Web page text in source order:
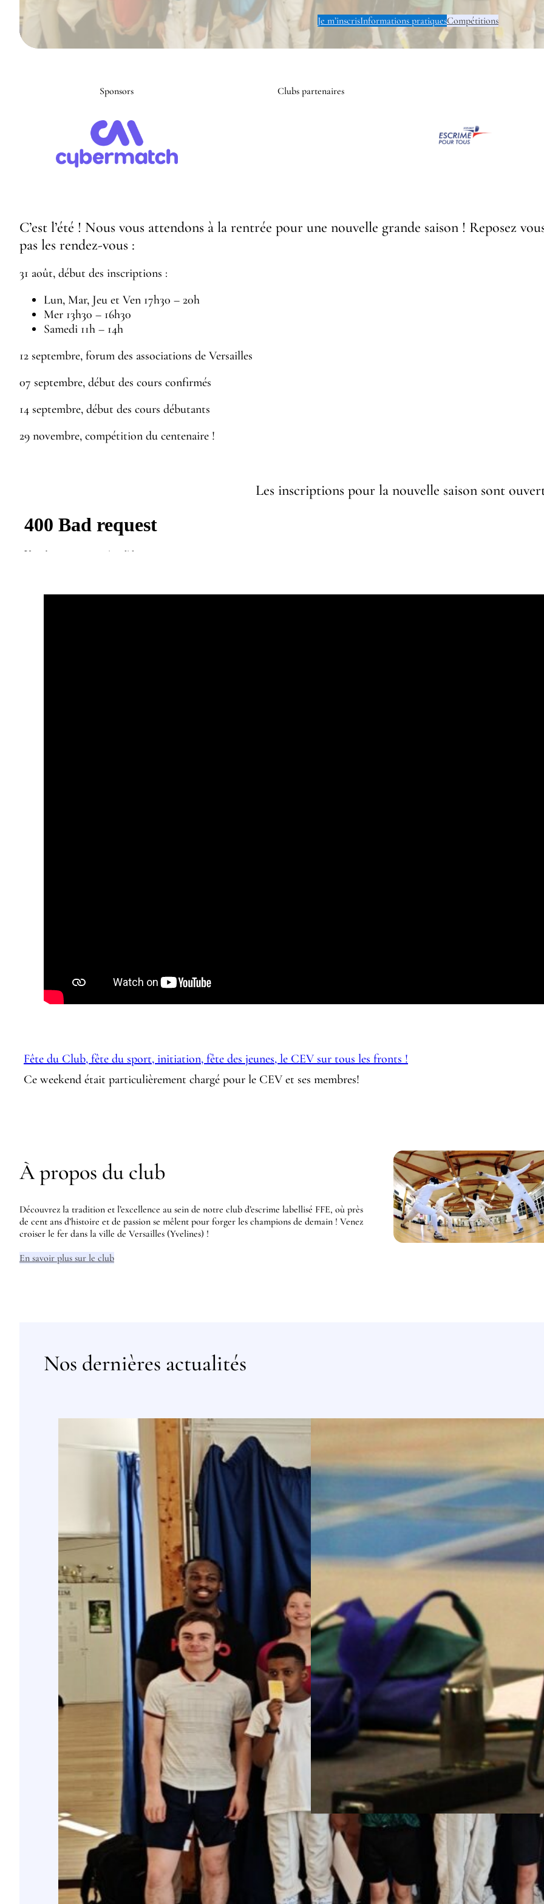
Je m’inscrisInformations pratiquesCompétitions
Sponsors Clubs partenaires
C’est l’été ! Nous vous attendons à la rentrée pour une nouvelle grande saison ! Reposez
pas les rendez-vous :
31 août, début des inscriptions :
Lun, Mar, Jeu et Ven 17h30 – 20h
Mer 13h30 – 16h30
Samedi 11h – 14h
12 septembre, forum des associations de Versailles
07 septembre, début des cours confirmés
14 septembre, début des cours débutants
29 novembre, compétition du centenaire !
Les inscriptions pour la nouvelle saison sont
Fête du Club, fête du sport, initiation, fête des jeunes, le CEV sur tous les fronts !
Ce weekend était particulièrement chargé pour le CEV et ses membres!
À propos du club
Découvrez la tradition et l’excellence au sein de notre club d’escrime labellisé FFE, où près
de cent ans d’histoire et de passion se mêlent pour forger les champions de demain ! Venez
croiser le fer dans la ville de Versailles (Yvelines) !
En savoir plus sur le club
Nos dernières actualités
Deuxième Championnat de France de la
saison ce weekend avec nos M20 qui
à Marseille.
Compétition
1 juin 2026